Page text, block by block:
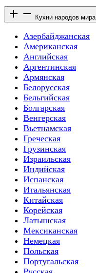
Кухни народов мира
Азербайджанская
Американская
Английская
Аргентинская
Армянская
Белорусская
Бельгийская
Болгарская
Венгерская
Вьетнамская
Греческая
Грузинская
Израильская
Индийская
Испанская
Итальянская
Китайская
Корейская
Латышская
Мексиканская
Немецкая
Польская
Португальская